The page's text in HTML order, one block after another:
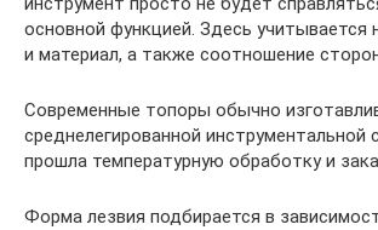
основной функцией. Здесь учитывается
и материал, а также соотношение
Современные топоры обычно
среднелегированной инструментальной
прошла температурную обработку и
Форма лезвия подбирается в